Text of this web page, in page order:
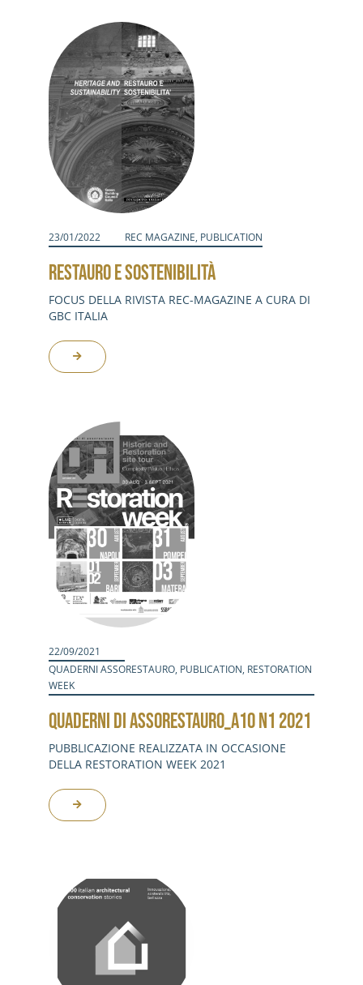
Contacts
Login
23/01/2022 REC MAGAZINE, PUBLICATION
RESTAURO E SOSTENIBILITÀ
FOCUS DELLA RIVISTA REC-MAGAZINE A CURA DI
GBC ITALIA
22/09/2021
QUADERNI ASSORESTAURO, PUBLICATION, RESTORATION
WEEK
QUADERNI DI ASSORESTAURO_A10 N1 2021
PUBBLICAZIONE REALIZZATA IN OCCASIONE
DELLA RESTORATION WEEK 2021